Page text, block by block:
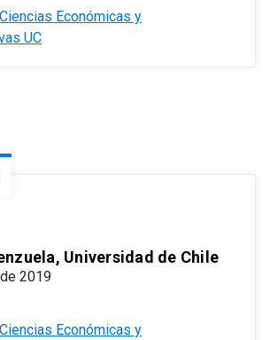
Económicas y
UC
Universidad de Chile
2019
Económicas y